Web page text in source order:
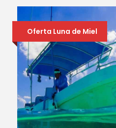
Oferta Luna de Miel